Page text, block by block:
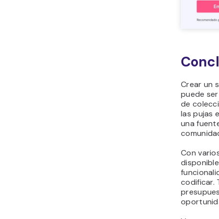
Crear un
puede
de
las pujas
una
Con
codificar.